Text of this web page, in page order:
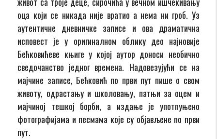
оца који се никада није вратио а нема ни гроб. Уз
аутентичне дневничке записе и ова драматична
исповест је у оригиналном облику део најновије
Бећковићеве књиге у којој аутор доноси необично
сведочанство једног времена. Надовезујући се на
мајчине записе, Бећковић по први пут пише о свом
животу, одрастању и школовању, патњи за оцем и
мајчиној тешкој борби, а издање је употпуњено
фотографијама и песмама које су објављене по први
пут.